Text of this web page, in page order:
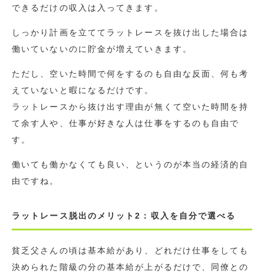
できるだけの収入は入ってきます。
しっかり計画を立ててラットレースを抜け出した場合は
働いていないのに貯金が増えていきます。
ただし、空いた時間で何をするのも自由な反面、何も考
えていないと暇になるだけです。
ラットレースから抜け出す理由が無くて空いた時間を持
て余す人や、仕事が好きな人は仕事をするのも自由で
す。
働いても働かなくても良い、というのが本当の経済的自
由ですね。
ラットレース脱出のメリット2：収入を自分で選べる
貧乏父さんの頃は基本給があり、どれだけ仕事をしても
決められた階級の分の基本給が上がるだけで、同僚との